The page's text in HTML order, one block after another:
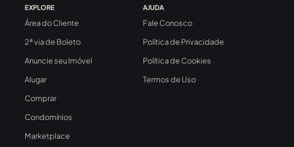
EXPLORE
Área do Cliente
2ª via de Boleto
Anuncie seu Imóvel
Alugar
Comprar
Condomínios
Marketplace
AJUDA
Fale Conosco
Política de Privacidade
Política de Cookies
Termos de Uso